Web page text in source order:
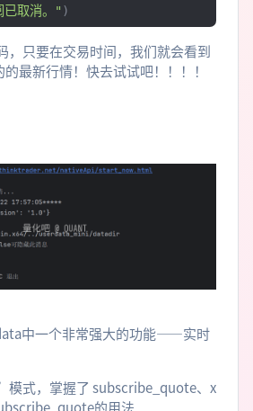
已取消。" )
，只要在交易时间，我们就会看到
最新行情！快去试试吧！！！！
中一个非常强大的功能——实时
式，掌握了 subscribe_quote、x
的用法